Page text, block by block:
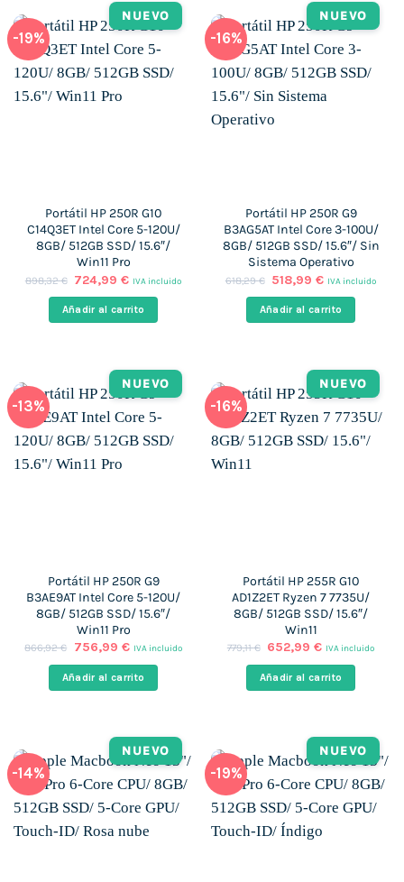
-19%
NUEVO
Portátil HP 250R G10
C14Q3ET Intel Core 5-120U/
8GB/ 512GB SSD/ 15.6″/
Win11 Pro
898,32€ El
original
era:
724,99€El
actual
es:
IVA incluido
Añadir al carrito
-16%
NUEVO
Portátil HP 250R G9
B3AG5AT Intel Core 3-100U/
8GB/ 512GB SSD/ 15.6″/ Sin
Sistema Operativo
618,29€ El
original
era:
518,99€El
actual
es:
IVA incluido
Añadir al carrito
-13%
NUEVO
Portátil HP 250R G9
B3AE9AT Intel Core 5-120U/
8GB/ 512GB SSD/ 15.6″/
Win11 Pro
866,92€
El
original
era:
756,99 €El
actual
es:
IVA incluido
Añadir al carrito
-16%
NUEVO
Portátil HP 255R G10
AD1Z2ET Ryzen 7 7735U/
8GB/ 512GB SSD/ 15.6″/
Win11
779,11€ El
original
era:
652,99€El
actual
es:
IVA incluido
Añadir al carrito
-14%
NUEVO
-19%
NUEVO